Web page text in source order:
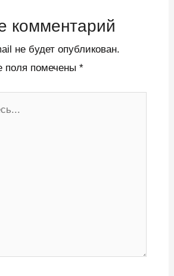
комментарий
не будет опубликован.
поля помечены *